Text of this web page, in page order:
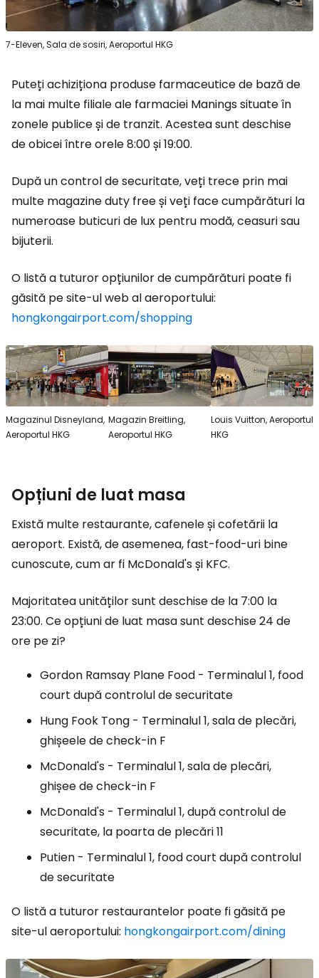
7-Eleven, Sala de sosiri, Aeroportul HKG
Puteți achiziționa produse farmaceutice de bază de
la mai multe filiale ale farmaciei Manings situate în
zonele publice și de tranzit. Acestea sunt deschise
de obicei între orele 8:00 și 19:00.
După un control de securitate, veți trece prin mai
multe magazineduty freeși veți face cumpărături la
numeroase buticuri de lux pentru modă, ceasuri sau
bijuterii.
O listă a tuturor opțiunilor de cumpărături poate fi
găsită pe site-ul web al aeroportului:
hongkongairport.com/shopping
Magazinul Disneyland,
Aeroportul HKG
Magazin Breitling,
Aeroportul HKG
Louis Vuitton, Aeroportul
HKG
Opțiuni de luat masa
Există multe restaurante, cafenele și cofetării la
aeroport. Există, de asemenea, fast-food-uri bine
cunoscute, cum ar fi McDonald's și KFC.
Majoritatea unităților sunt deschise de la 7:00 la
23:00. Ce opțiuni de luat masa sunt deschise 24 de
ore pe zi?
Gordon Ramsay Plane Food - Terminalul 1, food
court după controlul de securitate
Hung Fook Tong - Terminalul 1, sala de plecări,
ghișeele de check-in F
McDonald's - Terminalul 1, sala de plecări,
ghișee de check-in F
McDonald's - Terminalul 1, după controlul de
securitate, la poarta de plecări 11
Putien - Terminalul 1, food court după controlul
de securitate
O listă a tuturor restaurantelor poate fi găsită pe
site-ul aeroportului: hongkongairport.com/dining